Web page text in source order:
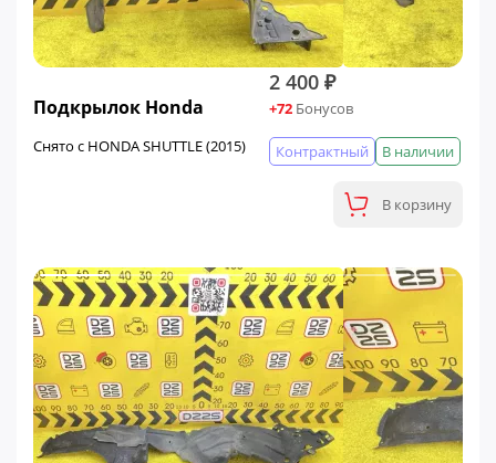
Подкрылок Honda
Снято с HONDA SHUTTLE (2015)
2 400 ₽
+72 Бонусов
В наличии
Контрактный
В корзину